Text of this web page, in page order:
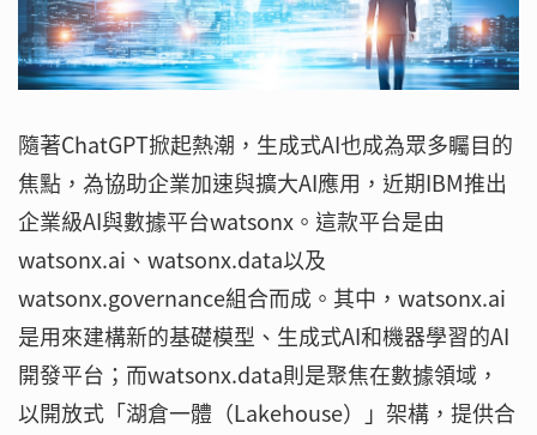
隨著ChatGPT掀起熱潮，生成式AI也成為眾多矚目的
焦點，為協助企業加速與擴大AI應用，近期IBM推出
企業級AI與數據平台watsonx。這款平台是由
watsonx.ai、watsonx.data以及
watsonx.governance組合而成。其中，watsonx.ai
是用來建構新的基礎模型、生成式AI和機器學習的AI
開發平台；而watsonx.data則是聚焦在數據領域，
以開放式「湖倉一體（Lakehouse）」架構，提供合